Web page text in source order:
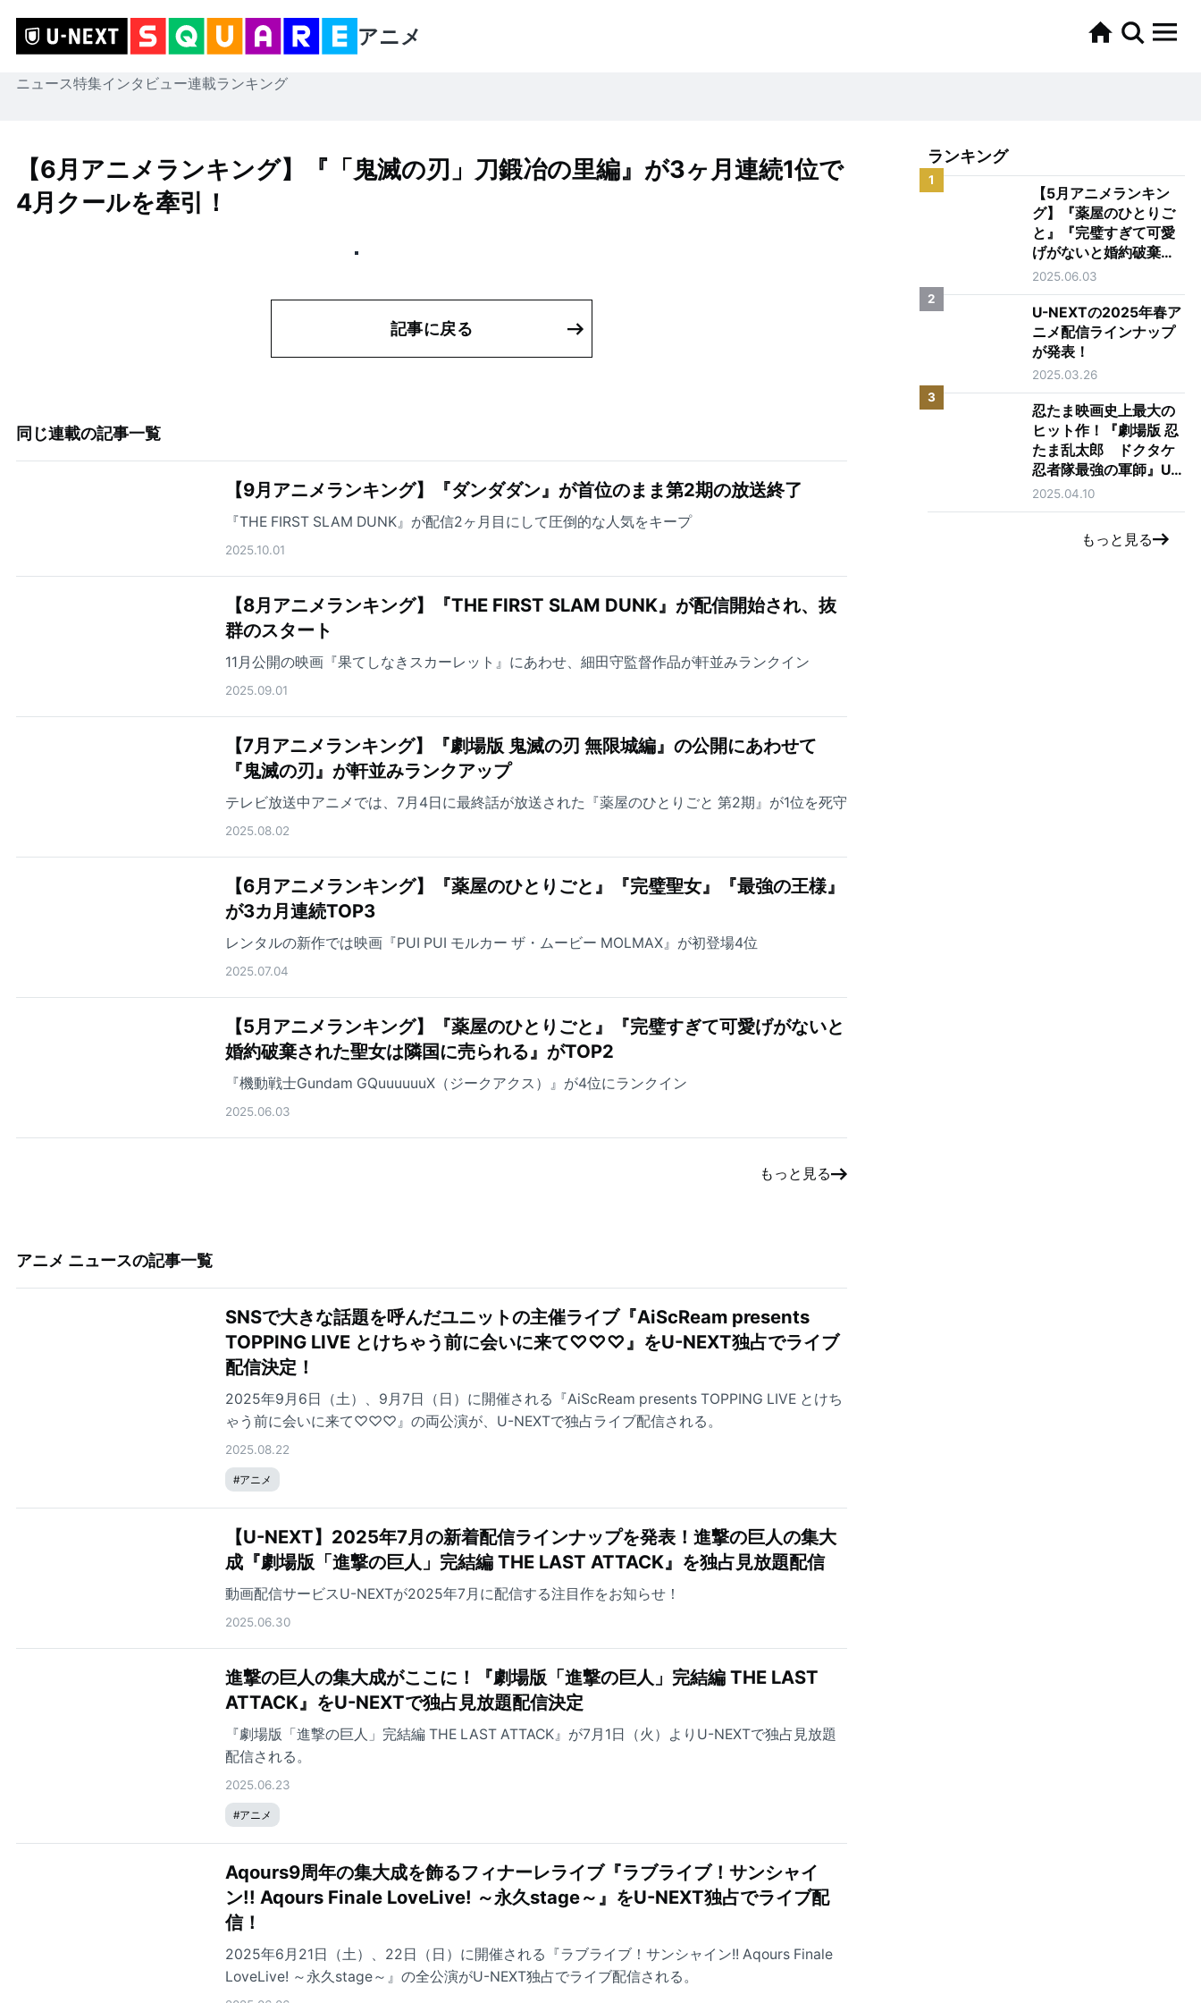
アニメ
ニュース特集インタビュー連載ランキング
【6月アニメランキング】『「鬼滅の刃」刀鍛冶の里編』が3ヶ月連続1位で
4月クールを牽引！
記事に戻る
同じ連載の記事一覧
【9月アニメランキング】『ダンダダン』が首位のまま第2期の放送終了
『THE FIRST SLAM DUNK』が配信2ヶ月目にして圧倒的な人気をキープ
2025.10.01
【8月アニメランキング】『THE FIRST SLAM DUNK』が配信開始され、抜
群のスタート
11月公開の映画『果てしなきスカーレット』にあわせ、細田守監督作品が軒並みランクイン
2025.09.01
【7月アニメランキング】『劇場版 鬼滅の刃 無限城編』の公開にあわせて
『鬼滅の刃』が軒並みランクアップ
テレビ放送中アニメでは、7月4日に最終話が放送された『薬屋のひとりごと 第2期』が1位を死守
2025.08.02
【6月アニメランキング】『薬屋のひとりごと』『完璧聖女』『最強の王様』
が3カ月連続TOP3
レンタルの新作では映画『PUI PUI モルカー ザ・ムービー MOLMAX』が初登場4位
2025.07.04
【5月アニメランキング】『薬屋のひとりごと』『完璧すぎて可愛げがないと
婚約破棄された聖女は隣国に売られる』がTOP2
『機動戦士Gundam GQuuuuuuX（ジークアクス）』が4位にランクイン
2025.06.03
もっと見る
アニメ ニュースの記事一覧
SNSで大きな話題を呼んだユニットの主催ライブ『AiScReam presents
TOPPING LIVE とけちゃう前に会いに来て♡♡♡』をU-NEXT独占でライブ
配信決定！
2025年9月6日（土）、9月7日（日）に開催される『AiScReam presents TOPPING LIVE とけち
ゃう前に会いに来て♡♡♡』の両公演が、U-NEXTで独占ライブ配信される。
2025.08.22
#アニメ
【U-NEXT】2025年7月の新着配信ラインナップを発表！進撃の巨人の集大
成『劇場版「進撃の巨人」完結編 THE LAST ATTACK』を独占見放題配信
動画配信サービスU-NEXTが2025年7月に配信する注目作をお知らせ！
2025.06.30
進撃の巨人の集大成がここに！『劇場版「進撃の巨人」完結編 THE LAST
ATTACK』をU-NEXTで独占見放題配信決定
『劇場版「進撃の巨人」完結編 THE LAST ATTACK』が7月1日（火）よりU-NEXTで独占見放題
配信される。
2025.06.23
#アニメ
Aqours9周年の集大成を飾るフィナーレライブ『ラブライブ！サンシャイ
ン!! Aqours Finale LoveLive! ～永久stage～』をU-NEXT独占でライブ配
信！
2025年6月21日（土）、22日（日）に開催される『ラブライブ！サンシャイン!! Aqours Finale
LoveLive! ～永久stage～』の全公演がU-NEXT独占でライブ配信される。
ランキング
1
【5月アニメランキン
グ】『薬屋のひとりご
と』『完璧すぎて可愛
げがないと婚約破棄さ
れた聖女は隣国に売ら
れる』がTOP2
2025.06.03
2
U-NEXTの2025年春ア
ニメ配信ラインナップ
が発表！
2025.03.26
3
忍たま映画史上最大の
ヒット作！『劇場版 忍
たま乱太郎 ドクタケ
忍者隊最強の軍師』U-
NEXTで独占先行レン
タル配信開始！
2025.04.10
もっと見る